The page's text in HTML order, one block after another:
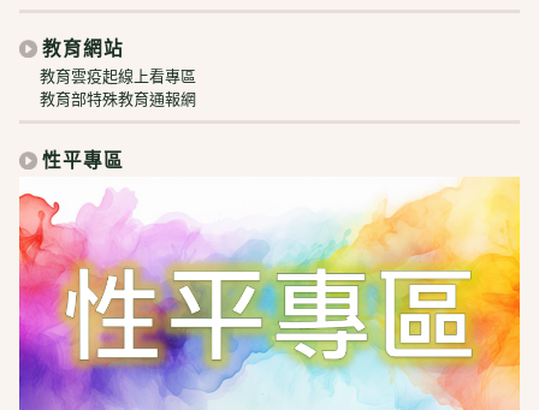
教育網站
教育雲疫起線上看專區
教育部特殊教育通報網
性平專區